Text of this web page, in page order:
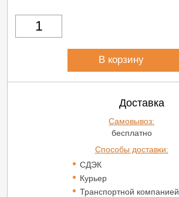
В корзину
Доставка
Самовывоз:
бесплатно
Способы доставки:
СДЭК
Курьер
Транспортной компанией